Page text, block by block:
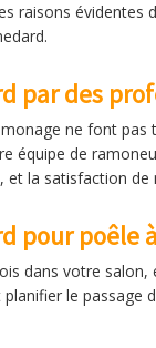
raisons
par des
ne font pas
équipe de
et la satisfaction
pour poêle
dans votre
planifier le